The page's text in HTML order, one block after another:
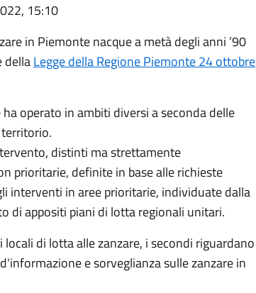
15:10
in Piemonte nacque a metà degli anni ’90
dellaLegge della Regione Piemonte 24 ottobre
operato in ambiti diversi a seconda delle
distinti ma strettamente
prioritarie, definite in base alle richieste
interventi in aree prioritarie, individuate dalla
di appositi piani di lotta regionali unitari.
di lotta alle zanzare, i secondi riguardano
e sorveglianza sulle zanzare in